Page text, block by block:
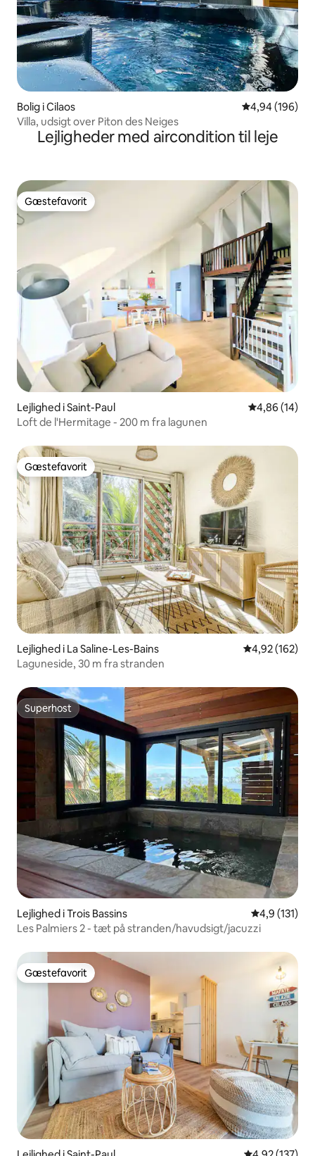
Bolig i Cilaos 4,94 ud af 5 i
4,94 (196)
Villa, udsigt over Piton des Neiges
Lejligheder med aircondition til leje
Gæstefavorit
Gæstefavorit
Lejlighed i Saint-Paul 4,86 ud af 5 i
4,86 (14)
Loft de l'Hermitage - 200 m fra lagunen
Gæstefavorit
Gæstefavorit
Lejlighed i La Saline-Les-Bains 4,92 ud af 5 i
4,92 (162)
Laguneside, 30 m fra stranden
Superhost
Superhost
Lejlighed i Trois Bassins 4,9 ud af 5 i
4,9 (131)
Les Palmiers 2 - tæt på stranden/havudsigt/jacuzzi
Gæstefavorit
Gæstefavorit